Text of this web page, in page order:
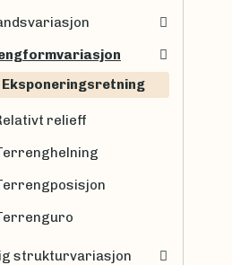
Eksponeringsretning
relieff
strukturvariasjon